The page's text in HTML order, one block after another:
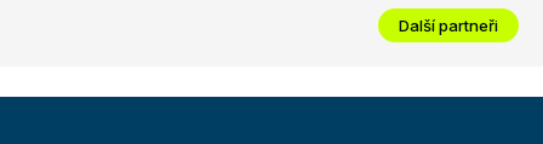
Další partneři